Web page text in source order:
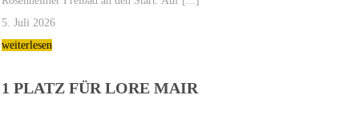
5. Juli 2026
weiterlesen
1 PLATZ FÜR LORE MAIR